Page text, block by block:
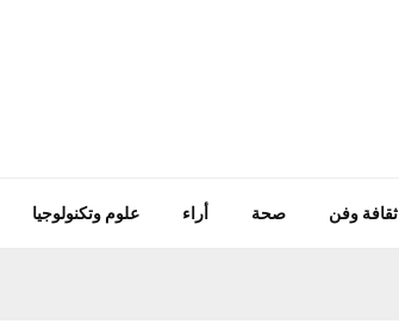
ثقافة وفن صحة أراء علوم وتكنولوجيا